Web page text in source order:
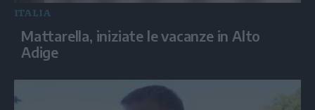
ITALIA
Mattarella, iniziate le vacanze in Alto
Adige